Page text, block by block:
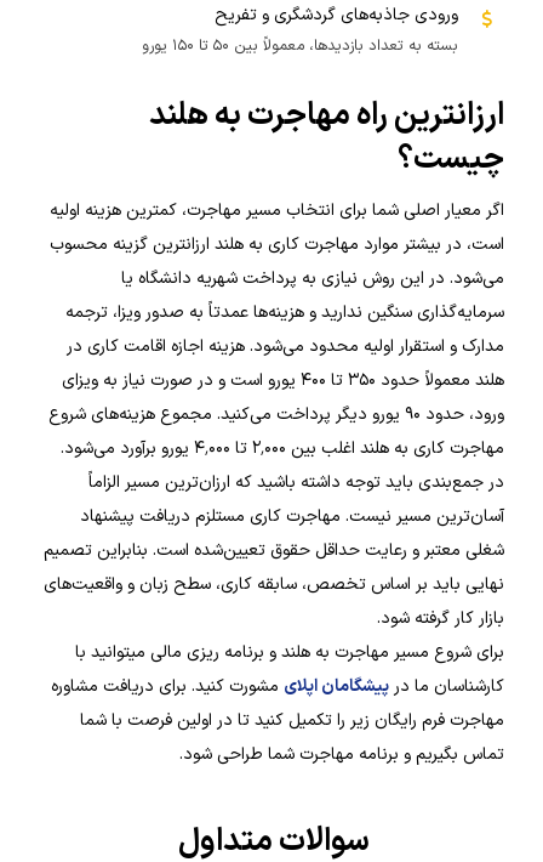
ورودی جاذبه‌های گردشگری و تفریح
بسته به تعداد بازدیدها، معمولاً بین ۵۰ تا ۱۵۰ یورو
ارزانترین راه مهاجرت به هلند
چیست؟
اگر معیار اصلی شما برای انتخاب مسیر مهاجرت، کمترین هزینه اولیه
است، در بیشتر موارد مهاجرت کاری به هلند ارزانترین گزینه محسوب
می‌شود. در این روش نیازی به پرداخت شهریه دانشگاه یا
سرمایه‌گذاری سنگین ندارید و هزینه‌ها عمدتاً به صدور ویزا، ترجمه
مدارک و استقرار اولیه محدود می‌شود. هزینه اجازه اقامت کاری در
هلند معمولاً حدود ۳۵۰ تا ۴۰۰ یورو است و در صورت نیاز به ویزای
ورود، حدود ۹۰ یورو دیگر پرداخت می‌کنید. مجموع هزینه‌های شروع
مهاجرت کاری به هلند اغلب بین ۲٬۰۰۰ تا ۴٬۰۰۰ یورو برآورد می‌شود.
در جمع‌بندی باید توجه داشته باشید که ارزان‌ترین مسیر الزاماً
آسان‌ترین مسیر نیست. مهاجرت کاری مستلزم دریافت پیشنهاد
شغلی معتبر و رعایت حداقل حقوق تعیین‌شده است. بنابراین تصمیم
نهایی باید بر اساس تخصص، سابقه کاری، سطح زبان و واقعیت‌های
بازار کار گرفته شود.
برای شروع مسیر مهاجرت به هلند و برنامه ریزی مالی میتوانید با
کارشناسان ما درپیشگامان اپلای مشورت کنید. برای دریافت مشاوره
مهاجرت فرم رایگان زیر را تکمیل کنید تا در اولین فرصت با شما
تماس بگیریم و برنامه مهاجرت شما طراحی شود.
سوالات متداول